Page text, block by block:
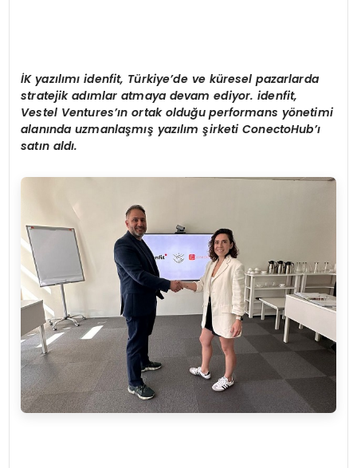
İK yazılımıidenfit, Türkiye’de ve küresel pazarlarda
stratejik adımlar atmaya devam ediyor. idenfit,
Vestel Ventures’ın ortak olduğu performans yönetimi
alanında uzmanlaşmış yazılım şirketiConectoHub’ı
satın aldı.